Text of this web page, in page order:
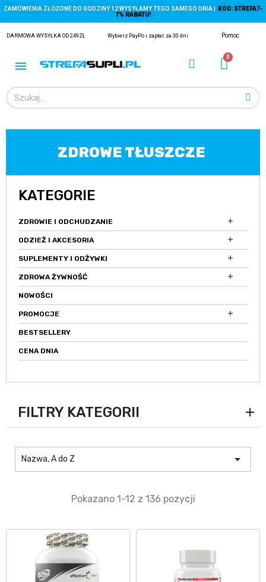
ZAMÓWIENIA ZŁOŻONE DO GODZINY 12 WYSYŁAMY TEGO SAMEGO DNIA |
KOD: STREFA7-
7% RABATU!
DARMOWA WYSYŁKA OD 249ZŁ Wybierz PayPo i zapłać za 30 dni Pomoc
ZDROWE TŁUSZCZE
KATEGORIE
ZDROWIE I ODCHUDZANIE 
ODZIEŻ I AKCESORIA 
SUPLEMENTY I ODŻYWKI 
ZDROWA ŻYWNOŚĆ 
NOWOŚCI
PROMOCJE 
BESTSELLERY
CENA DNIA
FILTRY KATEGORII
Nazwa, A do Z 
Pokazano 1-12 z 136 pozycji